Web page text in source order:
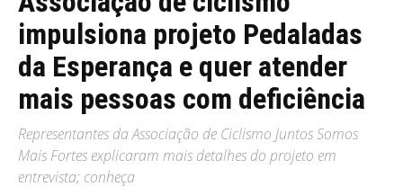
impulsiona projeto Pedaladas
da Esperança e quer atender
mais pessoas com deficiência
Representantes da Associação de Ciclismo Juntos Somos
Mais Fortes explicaram mais detalhes do projeto em
entrevista; conheça